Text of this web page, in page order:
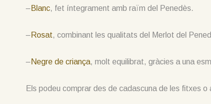
– Blanc, fet íntegrament amb raïm del Penedès.
– Rosat, combinant les qualitats del Merlot del
– Negre de criança, molt equilibrat, gràcies a una
Els podeu comprar des de cadascuna de les fitxes o